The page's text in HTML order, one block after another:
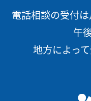
電話相談の受付
午
地方によっ